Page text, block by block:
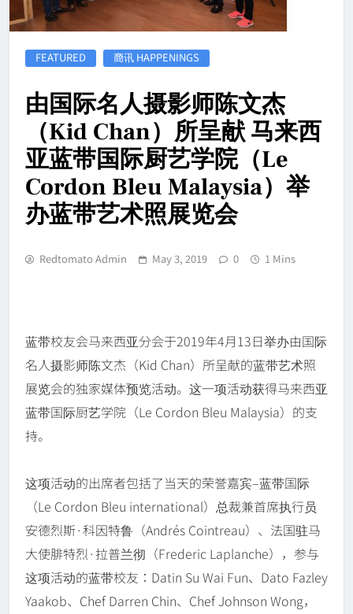
FEATURED 商讯 HAPPENINGS
由国际名人摄影师陈文杰
（Kid Chan）所呈献 马来西
亚蓝带国际厨艺学院（Le
Cordon Bleu Malaysia）举
办蓝带艺术照展览会
Redtomato Admin May 3, 2019 0 1 Mins
蓝带校友会马来西亚分会于2019年4月13日举办由国际
名人摄影师陈文杰（Kid Chan）所呈献的蓝带艺术照
展览会的独家媒体预览活动。这一项活动获得马来西亚
蓝带国际厨艺学院（Le Cordon Bleu Malaysia）的支
持。
这项活动的出席者包括了当天的荣誉嘉宾–蓝带国际
（Le Cordon Bleu international）总裁兼首席执行员
安德烈斯·科因特鲁（Andrés Cointreau）、法国驻马
大使腓特烈·拉普兰彻（Frederic Laplanche），参与
这项活动的蓝带校友：Datin Su Wai Fun、Dato Fazley
Yaakob、Chef Darren Chin、Chef Johnson Wong，